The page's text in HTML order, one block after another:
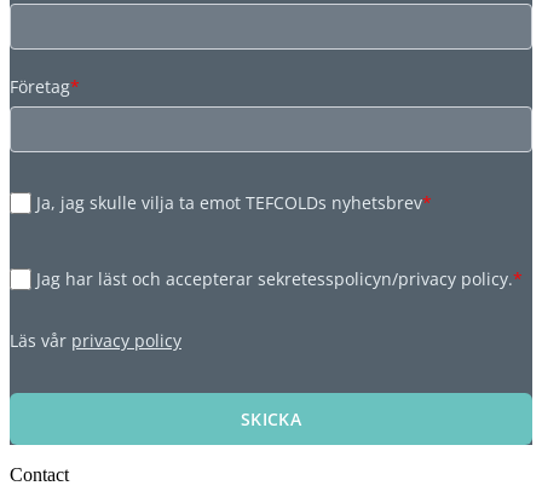
Företag*
Ja, jag skulle vilja ta emot TEFCOLDs nyhetsbrev*
Jag har läst och accepterar sekretesspolicyn/privacy policy.*
Läs vår privacy policy
SKICKA
Contact